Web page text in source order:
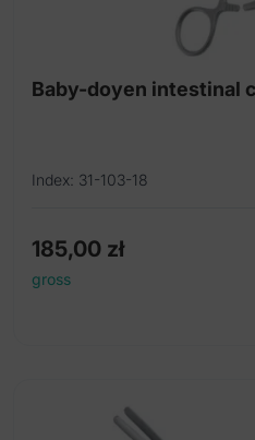
Baby-doyen intestinal
Index: 31-103-18
185,00 zł
gross